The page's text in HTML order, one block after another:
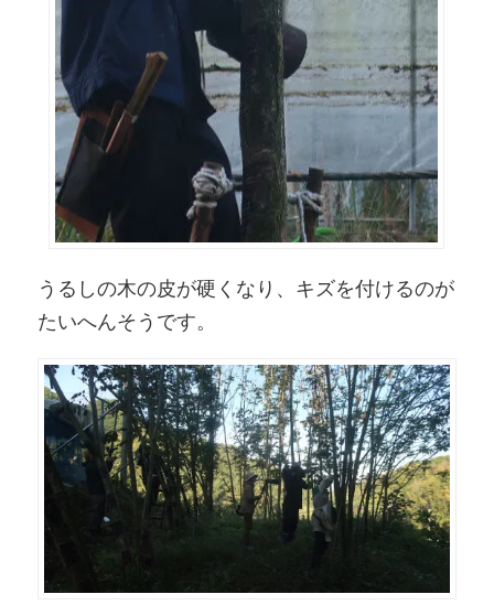
うるしの木の皮が硬くなり、キズを付けるのが
たいへんそうです。